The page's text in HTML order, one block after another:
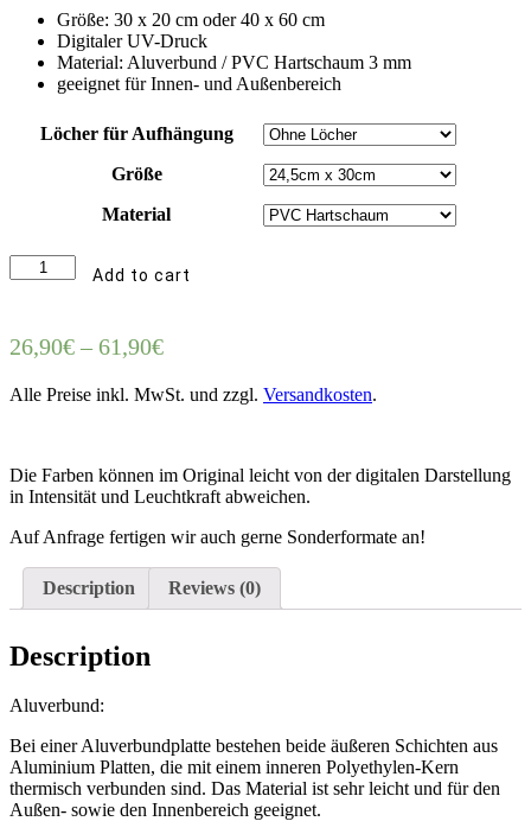
Größe: 30 x 20 cm oder 40 x 60 cm
Digitaler UV-Druck
Material: Aluverbund / PVC Hartschaum 3 mm
geeignet für Innen- und Außenbereich
Löcher für Aufhängung
Größe
Material
Motiv
"Spiel
Add to cart
26,90€ – 61,90€
Alle Preise inkl. MwSt. und zzgl. Versandkosten.
Die Farben können im Original leicht von der digitalen Darstellung
in Intensität und Leuchtkraft abweichen.
Auf Anfrage fertigen wir auch gerne Sonderformate an!
Description Reviews (0)
Description
Aluverbund:
Bei einer Aluverbundplatte bestehen beide äußeren Schichten aus
Aluminium Platten, die mit einem inneren Polyethylen-Kern
thermisch verbunden sind. Das Material ist sehr leicht und für den
Außen- sowie den Innenbereich geeignet.